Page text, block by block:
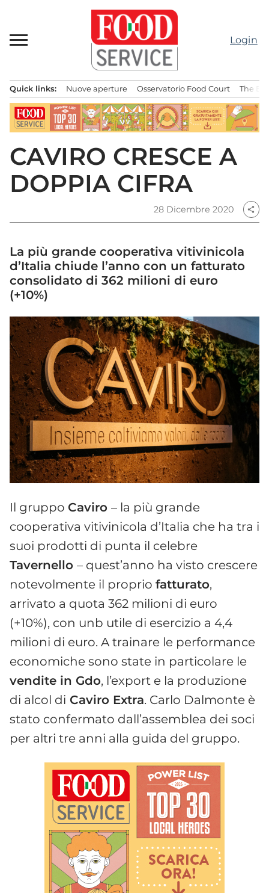
contenuto
Login
principale
Quick links: Nuove aperture Osservatorio Food Court The
CAVIRO CRESCE A
DOPPIA CIFRA
28 Dicembre 2020 share
La più grande cooperativa vitivinicola
d’Italia chiude l’anno con un fatturato
consolidato di 362 milioni di euro
(+10%)
Il gruppo Caviro – la più grande
cooperativa vitivinicola d’Italia che ha tra i
suoi prodotti di punta il celebre
Tavernello – quest’anno ha visto crescere
notevolmente il proprio fatturato,
arrivato a quota 362 milioni di euro
(+10%), con unb utile di esercizio a 4,4
milioni di euro. A trainare le performance
economiche sono state in particolare le
vendite in Gdo, l’export e la produzione
di alcol di Caviro Extra. Carlo Dalmonte è
stato confermato dall’assemblea dei soci
per altri tre anni alla guida del gruppo.